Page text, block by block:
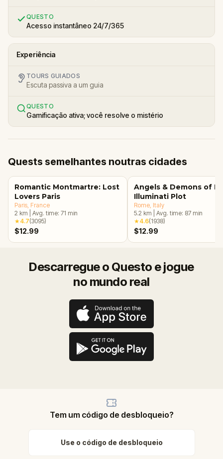
QUESTO
Acesso instantâneo 24/7/365
Experiência
TOURS GUIADOS
Escuta passiva a um guia
QUESTO
Gamificação ativa; você resolve o mistério
Quests semelhantes noutras cidades
Romantic Montmartre: Lost
Lovers Paris
Paris , France
2 km Avg. time: 71 min
★4.7(3095)
$12.99
Angels & Demons of
Illuminati Plot
Rome , Italy
5.2 km Avg. time: 87 min
★4.6(1938)
$12.99
Descarregue o Questo e jogue
no mundo real
Tem um código de desbloqueio?
Use o código de desbloqueio